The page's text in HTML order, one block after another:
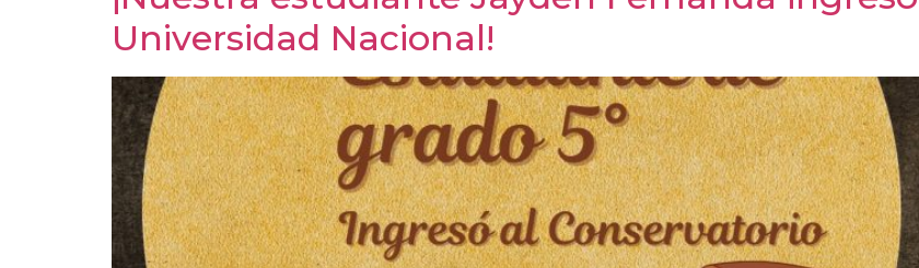
Universidad Nacional!